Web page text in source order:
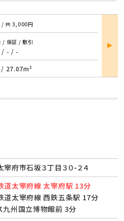
/ 共 3,000円
/ 保証 / 敷引
/ - / -
/ 27.07m²
部屋
詳細
宰府市石坂３丁目３０-２４
道太宰府線 太宰府駅 13分
道太宰府線 西鉄五条駅 17分
九州国立博物館前 3分